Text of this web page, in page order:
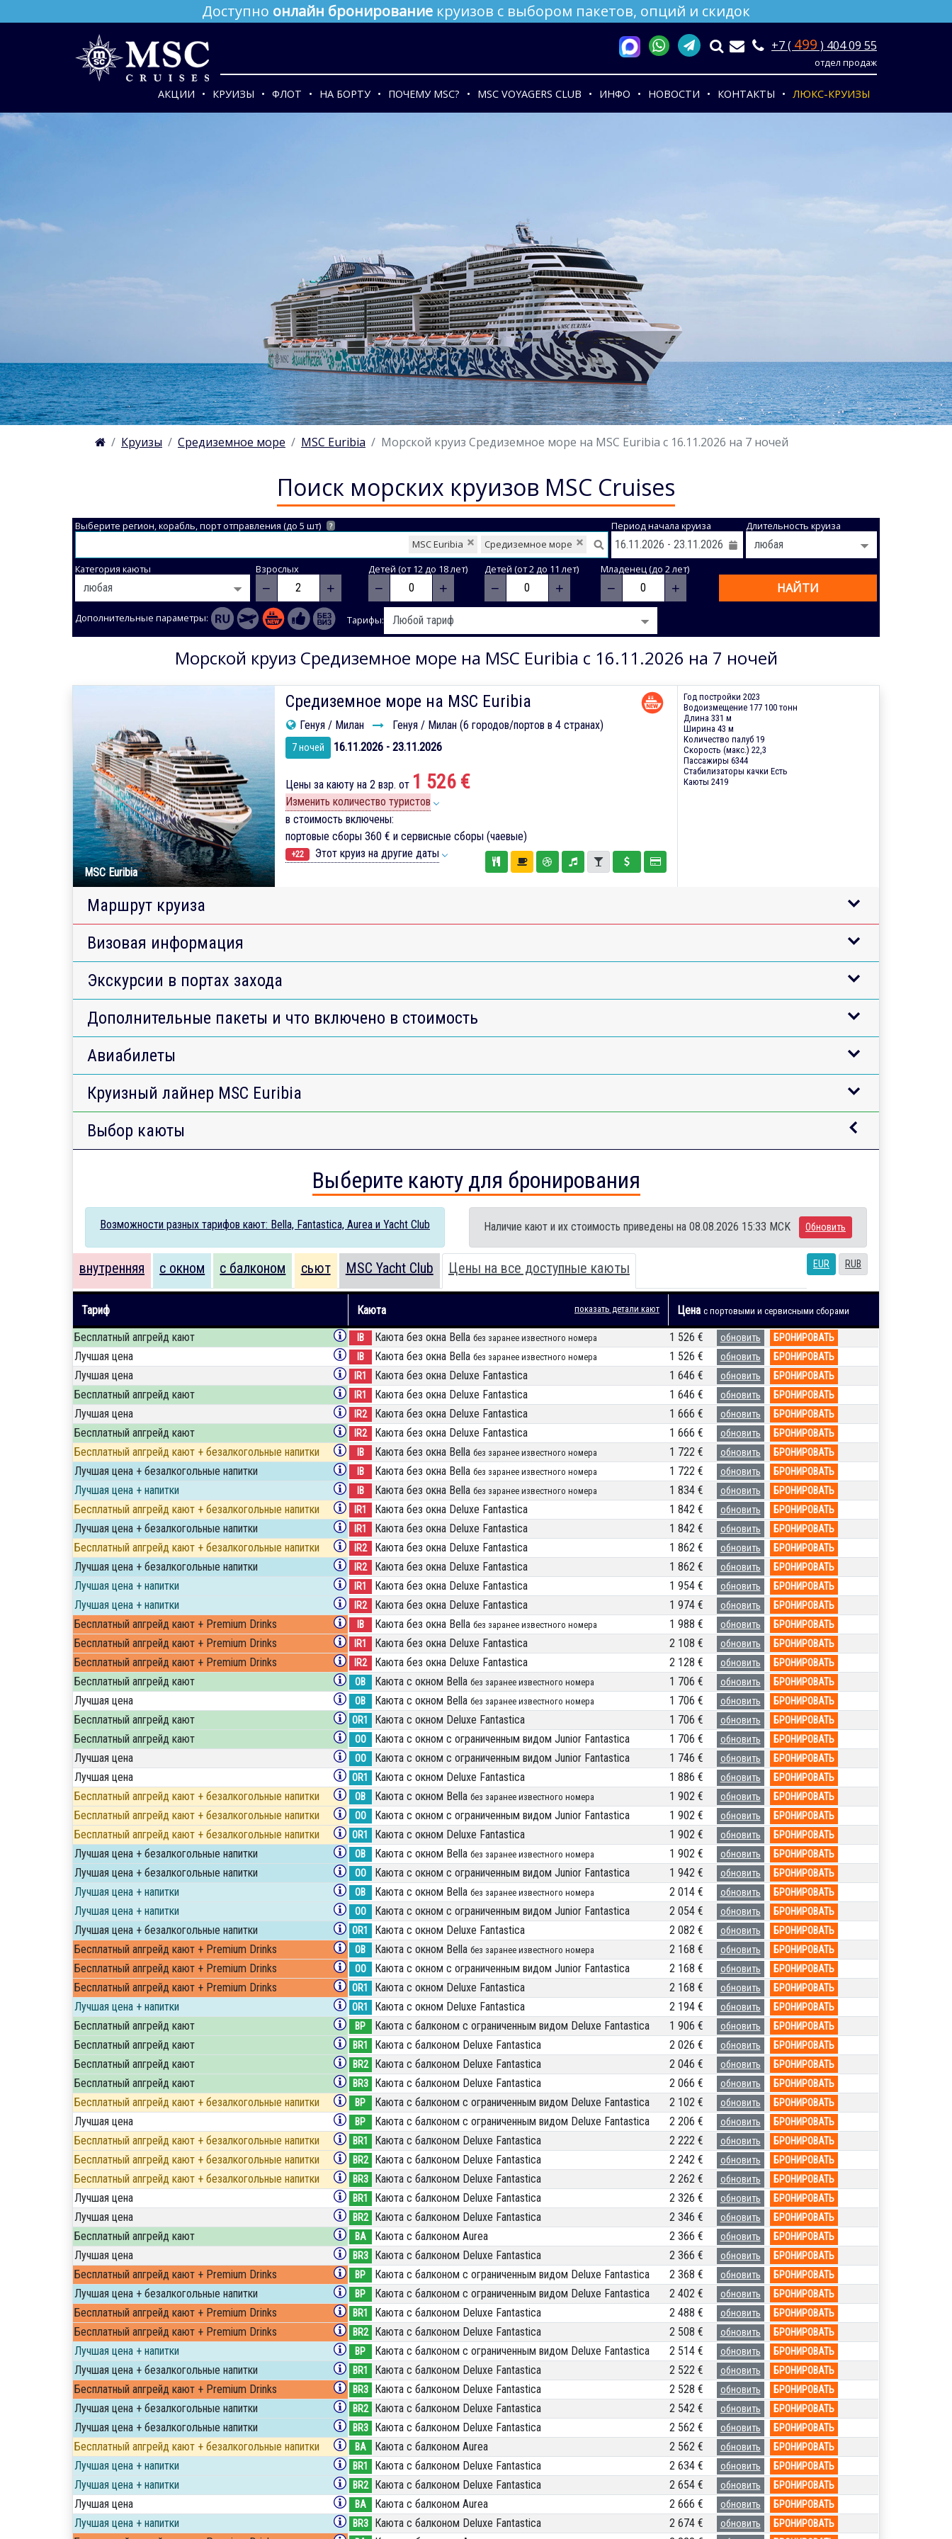
Доступно онлайн бронирование круизов с выбором пакетов, опций и скидок
+7 ( 499 ) 404 09 55
отдел продаж
АКЦИИ КРУИЗЫ ФЛОТ НА БОРТУ ПОЧЕМУ MSC? MSC VOYAGERS CLUB ИНФО НОВОСТИ КОНТАКТЫ ЛЮКС-КРУИЗЫ
Круизы Средиземное море MSC Euribia Морской круиз Средиземное море на MSC Euribia с 16.11.2026 на 7 ночей
Поиск морских круизов MSC Cruises
Выберите регион, корабль, порт отправления (до 5 шт) ?
Средиземное море
MSC Euribia
Период начала круиза Длительность круиза
Категория каюты Взрослых
− +
Детей (от 12 до 18 лет)
− +
Детей (от 2 до 11 лет)
− +
Младенец (до 2 лет)
− + НАЙТИ
Дополнительные параметры: Тарифы:
Морской круиз Средиземное море на MSC Euribia с 16.11.2026 на 7 ночей
MSC Euribia
Средиземное море на MSC Euribia
Генуя / Милан Генуя / Милан (6 городов/портов в 4 странах)
7 ночей 16.11.2026 - 23.11.2026
Цены за каюту на 2 взр. от 1 526 €
Изменить количество туристов
в стоимость включены:
портовые сборы 360 € и сервисные сборы (чаевые)
+22 Этот круиз на другие даты
Год постройки 2023
Водоизмещение 177 100 тонн
Длина 331 м
Ширина 43 м
Количество палуб 19
Скорость (макс.) 22,3
Пассажиры 6344
Стабилизаторы качки Есть
Каюты 2419
Маршрут круиза
Визовая информация
Экскурсии в портах захода
Дополнительные пакеты и что включено в стоимость
Авиабилеты
Круизный лайнер MSC Euribia
Выбор каюты
Выберите каюту для бронирования
Возможности разных тарифов кают: Bella, Fantastica, Aurea и Yacht Club Наличие кают и их стоимость приведены на 08.08.2026 15:33 MCK Обновить
EUR RUB
внутренняя с окном с балконом сьют MSC Yacht Club Цены на все доступные каюты
Тариф Каюта показать детали кают Цена с портовыми и сервисными сборами
Бесплатный апгрейд кают IB Каюта без окна Bella без заранее известного номера 1 526 € обновить БРОНИРОВАТЬ
Лучшая цена IB Каюта без окна Bella без заранее известного номера 1 526 € обновить БРОНИРОВАТЬ
Лучшая цена IR1 Каюта без окна Deluxe Fantastica 1 646 € обновить БРОНИРОВАТЬ
Бесплатный апгрейд кают IR1 Каюта без окна Deluxe Fantastica 1 646 € обновить БРОНИРОВАТЬ
Лучшая цена IR2 Каюта без окна Deluxe Fantastica 1 666 € обновить БРОНИРОВАТЬ
Бесплатный апгрейд кают IR2 Каюта без окна Deluxe Fantastica 1 666 € обновить БРОНИРОВАТЬ
Бесплатный апгрейд кают + безалкогольные напитки IB Каюта без окна Bella без заранее известного номера 1 722 € обновить БРОНИРОВАТЬ
Лучшая цена + безалкогольные напитки IB Каюта без окна Bella без заранее известного номера 1 722 € обновить БРОНИРОВАТЬ
Лучшая цена + напитки IB Каюта без окна Bella без заранее известного номера 1 834 € обновить БРОНИРОВАТЬ
Бесплатный апгрейд кают + безалкогольные напитки IR1 Каюта без окна Deluxe Fantastica 1 842 € обновить БРОНИРОВАТЬ
Лучшая цена + безалкогольные напитки IR1 Каюта без окна Deluxe Fantastica 1 842 € обновить БРОНИРОВАТЬ
Бесплатный апгрейд кают + безалкогольные напитки IR2 Каюта без окна Deluxe Fantastica 1 862 € обновить БРОНИРОВАТЬ
Лучшая цена + безалкогольные напитки IR2 Каюта без окна Deluxe Fantastica 1 862 € обновить БРОНИРОВАТЬ
Лучшая цена + напитки IR1 Каюта без окна Deluxe Fantastica 1 954 € обновить БРОНИРОВАТЬ
Лучшая цена + напитки IR2 Каюта без окна Deluxe Fantastica 1 974 € обновить БРОНИРОВАТЬ
Бесплатный апгрейд кают + Premium Drinks IB Каюта без окна Bella без заранее известного номера 1 988 € обновить БРОНИРОВАТЬ
Бесплатный апгрейд кают + Premium Drinks IR1 Каюта без окна Deluxe Fantastica 2 108 € обновить БРОНИРОВАТЬ
Бесплатный апгрейд кают + Premium Drinks IR2 Каюта без окна Deluxe Fantastica 2 128 € обновить БРОНИРОВАТЬ
Бесплатный апгрейд кают OB Каюта с окном Bella без заранее известного номера 1 706 € обновить БРОНИРОВАТЬ
Лучшая цена OB Каюта с окном Bella без заранее известного номера 1 706 € обновить БРОНИРОВАТЬ
Бесплатный апгрейд кают OR1 Каюта с окном Deluxe Fantastica 1 706 € обновить БРОНИРОВАТЬ
Бесплатный апгрейд кают OO Каюта с окном с ограниченным видом Junior Fantastica 1 706 € обновить БРОНИРОВАТЬ
Лучшая цена OO Каюта с окном с ограниченным видом Junior Fantastica 1 746 € обновить БРОНИРОВАТЬ
Лучшая цена OR1 Каюта с окном Deluxe Fantastica 1 886 € обновить БРОНИРОВАТЬ
Бесплатный апгрейд кают + безалкогольные напитки OB Каюта с окном Bella без заранее известного номера 1 902 € обновить БРОНИРОВАТЬ
Бесплатный апгрейд кают + безалкогольные напитки OO Каюта с окном с ограниченным видом Junior Fantastica 1 902 € обновить БРОНИРОВАТЬ
Бесплатный апгрейд кают + безалкогольные напитки OR1 Каюта с окном Deluxe Fantastica 1 902 € обновить БРОНИРОВАТЬ
Лучшая цена + безалкогольные напитки OB Каюта с окном Bella без заранее известного номера 1 902 € обновить БРОНИРОВАТЬ
Лучшая цена + безалкогольные напитки OO Каюта с окном с ограниченным видом Junior Fantastica 1 942 € обновить БРОНИРОВАТЬ
Лучшая цена + напитки OB Каюта с окном Bella без заранее известного номера 2 014 € обновить БРОНИРОВАТЬ
Лучшая цена + напитки OO Каюта с окном с ограниченным видом Junior Fantastica 2 054 € обновить БРОНИРОВАТЬ
Лучшая цена + безалкогольные напитки OR1 Каюта с окном Deluxe Fantastica 2 082 € обновить БРОНИРОВАТЬ
Бесплатный апгрейд кают + Premium Drinks OB Каюта с окном Bella без заранее известного номера 2 168 € обновить БРОНИРОВАТЬ
Бесплатный апгрейд кают + Premium Drinks OO Каюта с окном с ограниченным видом Junior Fantastica 2 168 € обновить БРОНИРОВАТЬ
Бесплатный апгрейд кают + Premium Drinks OR1 Каюта с окном Deluxe Fantastica 2 168 € обновить БРОНИРОВАТЬ
Лучшая цена + напитки OR1 Каюта с окном Deluxe Fantastica 2 194 € обновить БРОНИРОВАТЬ
Бесплатный апгрейд кают BP Каюта с балконом c ограниченным видом Deluxe Fantastica 1 906 € обновить БРОНИРОВАТЬ
Бесплатный апгрейд кают BR1 Каюта с балконом Deluxe Fantastica 2 026 € обновить БРОНИРОВАТЬ
Бесплатный апгрейд кают BR2 Каюта с балконом Deluxe Fantastica 2 046 € обновить БРОНИРОВАТЬ
Бесплатный апгрейд кают BR3 Каюта с балконом Deluxe Fantastica 2 066 € обновить БРОНИРОВАТЬ
Бесплатный апгрейд кают + безалкогольные напитки BP Каюта с балконом c ограниченным видом Deluxe Fantastica 2 102 € обновить БРОНИРОВАТЬ
Лучшая цена BP Каюта с балконом c ограниченным видом Deluxe Fantastica 2 206 € обновить БРОНИРОВАТЬ
Бесплатный апгрейд кают + безалкогольные напитки BR1 Каюта с балконом Deluxe Fantastica 2 222 € обновить БРОНИРОВАТЬ
Бесплатный апгрейд кают + безалкогольные напитки BR2 Каюта с балконом Deluxe Fantastica 2 242 € обновить БРОНИРОВАТЬ
Бесплатный апгрейд кают + безалкогольные напитки BR3 Каюта с балконом Deluxe Fantastica 2 262 € обновить БРОНИРОВАТЬ
Лучшая цена BR1 Каюта с балконом Deluxe Fantastica 2 326 € обновить БРОНИРОВАТЬ
Лучшая цена BR2 Каюта с балконом Deluxe Fantastica 2 346 € обновить БРОНИРОВАТЬ
Бесплатный апгрейд кают BA Каюта с балконом Aurea 2 366 € обновить БРОНИРОВАТЬ
Лучшая цена BR3 Каюта с балконом Deluxe Fantastica 2 366 € обновить БРОНИРОВАТЬ
Бесплатный апгрейд кают + Premium Drinks BP Каюта с балконом c ограниченным видом Deluxe Fantastica 2 368 € обновить БРОНИРОВАТЬ
Лучшая цена + безалкогольные напитки BP Каюта с балконом c ограниченным видом Deluxe Fantastica 2 402 € обновить БРОНИРОВАТЬ
Бесплатный апгрейд кают + Premium Drinks BR1 Каюта с балконом Deluxe Fantastica 2 488 € обновить БРОНИРОВАТЬ
Бесплатный апгрейд кают + Premium Drinks BR2 Каюта с балконом Deluxe Fantastica 2 508 € обновить БРОНИРОВАТЬ
Лучшая цена + напитки BP Каюта с балконом c ограниченным видом Deluxe Fantastica 2 514 € обновить БРОНИРОВАТЬ
Лучшая цена + безалкогольные напитки BR1 Каюта с балконом Deluxe Fantastica 2 522 € обновить БРОНИРОВАТЬ
Бесплатный апгрейд кают + Premium Drinks BR3 Каюта с балконом Deluxe Fantastica 2 528 € обновить БРОНИРОВАТЬ
Лучшая цена + безалкогольные напитки BR2 Каюта с балконом Deluxe Fantastica 2 542 € обновить БРОНИРОВАТЬ
Лучшая цена + безалкогольные напитки BR3 Каюта с балконом Deluxe Fantastica 2 562 € обновить БРОНИРОВАТЬ
Бесплатный апгрейд кают + безалкогольные напитки BA Каюта с балконом Aurea 2 562 € обновить БРОНИРОВАТЬ
Лучшая цена + напитки BR1 Каюта с балконом Deluxe Fantastica 2 634 € обновить БРОНИРОВАТЬ
Лучшая цена + напитки BR2 Каюта с балконом Deluxe Fantastica 2 654 € обновить БРОНИРОВАТЬ
Лучшая цена BA Каюта с балконом Aurea 2 666 € обновить БРОНИРОВАТЬ
Лучшая цена + напитки BR3 Каюта с балконом Deluxe Fantastica 2 674 € обновить БРОНИРОВАТЬ